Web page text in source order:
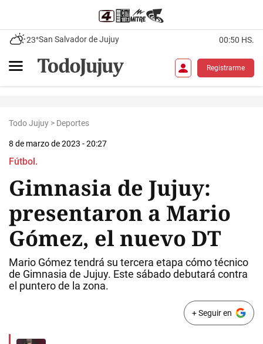
23°San Salvador de Jujuy 00:50 HS.
Registrarme
Todo Jujuy > Deportes
8 de marzo de 2023 - 20:27
Fútbol.
Gimnasia de Jujuy:
presentaron a Mario
Gómez, el nuevo DT
Mario Gómez tendrá su tercera etapa cómo técnico
de Gimnasia de Jujuy. Este sábado debutará contra
el puntero de la zona.
+ Seguir en